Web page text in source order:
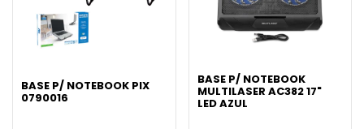
BASE P/ NOTEBOOK PIX
0790016
BASE P/ NOTEBOOK
MULTILASER AC382 17"
LED AZUL